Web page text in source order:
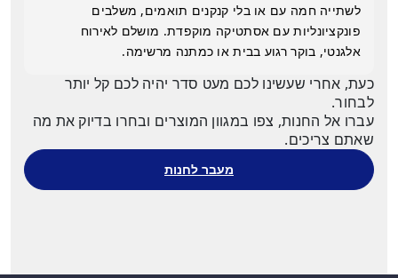
לשתייה חמה עם או בלי קנקנים תואמים, משלבים
פונקציונליות עם אסתטיקה מוקפדת. מושלם לאירוח
אלגנטי, בוקר רגוע בבית או כמתנה מרשימה.
כעת, אחרי שעשינו לכם מעט סדר יהיה לכם קל יותר
לבחור.
עברו אל החנות, צפו במגוון המוצרים ובחרו בדיוק את מה
שאתם צריכים.
מעבר לחנות